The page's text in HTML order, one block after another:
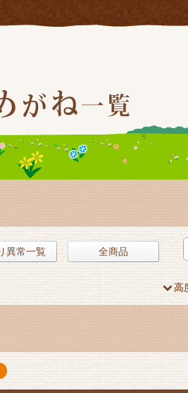
異常一覧 全商品
高